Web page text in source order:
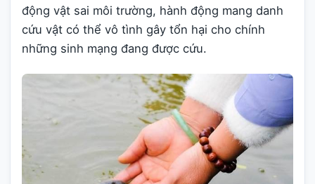
động vật sai môi trường, hành động mang danh
cứu vật có thể vô tình gây tổn hại cho chính
những sinh mạng đang được cứu.